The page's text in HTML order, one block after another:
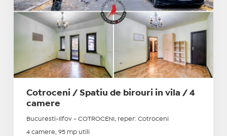
Cotroceni / Spatiu de birouri in vila / 4
camere
Bucuresti-Ilfov - COTROCENI, reper: Cotroceni
4 camere, 95 mp utili